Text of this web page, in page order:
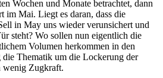
Wochen und Monate betrachtet, dann
im Mai. Liegt es daran, dass die
in May uns wieder verunsichert und
steht? Wo sollen nun eigentlich die
Volumen herkommen in den
die Thematik um die Lockerung der
wenig Zugkraft.